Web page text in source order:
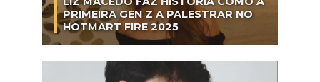
PRIMEIRA GEN Z A PALESTRAR NO
HOTMART FIRE 2025